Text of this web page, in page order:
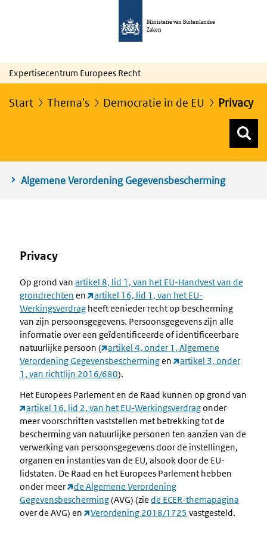
Ministerie van Buitenlandse
Zaken
Expertisecentrum Europees Recht
Start Thema's Democratie in de EU Privacy
Algemene Verordening Gegevensbescherming
Privacy
Op grond van artikel 8, lid 1, van het EU-Handvest van de
grondrechten en
artikel 16, lid 1, van het EU-
Werkingsverdrag heeft eenieder recht op bescherming
van zijn persoonsgegevens. Persoonsgegevens zijn alle
informatie over een geïdentificeerde of identificeerbare
natuurlijke persoon (
artikel 4, onder 1, Algemene
Verordening Gegevensbeschermingen
artikel 3, onder
1, van richtlijn 2016/680).
Het Europees Parlement en de Raad kunnen op grond van
artikel 16, lid 2, van het EU-Werkingsverdragonder
meer voorschriften vaststellen met betrekking tot de
bescherming van natuurlijke personen ten aanzien van de
verwerking van persoonsgegevens door de instellingen,
organen en instanties van de EU, alsook door de EU-
lidstaten. De Raad en het Europees Parlement hebben
onder meer
de Algemene Verordening
Gegevensbescherming(AVG) (zie de ECER-themapagina
over de AVG) en
Verordening 2018/1725 vastgesteld.